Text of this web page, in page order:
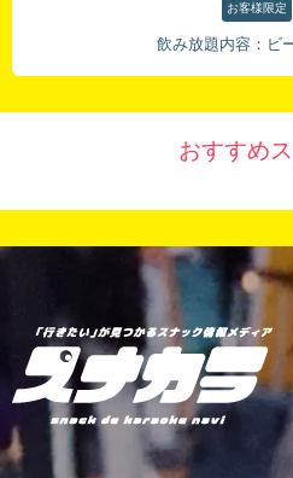
お客様限定
飲み放題内容：ビ
おすすめ